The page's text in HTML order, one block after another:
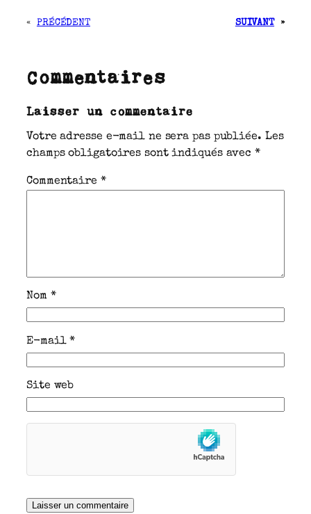
« PRÉCÉDENT SUIVANT »
Commentaires
Laisser un commentaire
Votre adresse e-mail ne sera pas publiée. Les
champs obligatoires sont indiqués avec*
Commentaire *
Nom *
E-mail*
Site web